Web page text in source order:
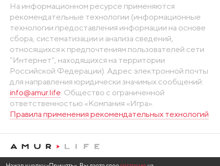
На информационном ресурсе применяются
рекомендательные технологии (информационные
технологии предоставления информации на основе
сбора, систематизации и анализа сведений,
относящихся к предпочтениям пользователей сети
"Интернет", находящихся на территории
Российской Федерации). Адрес электронной почты
для направления юридически значимых сообщений:
info@amur.life . Общество с ограниченной
ответственностью «Компания «Игра».
Правила применения рекомендательных технологий